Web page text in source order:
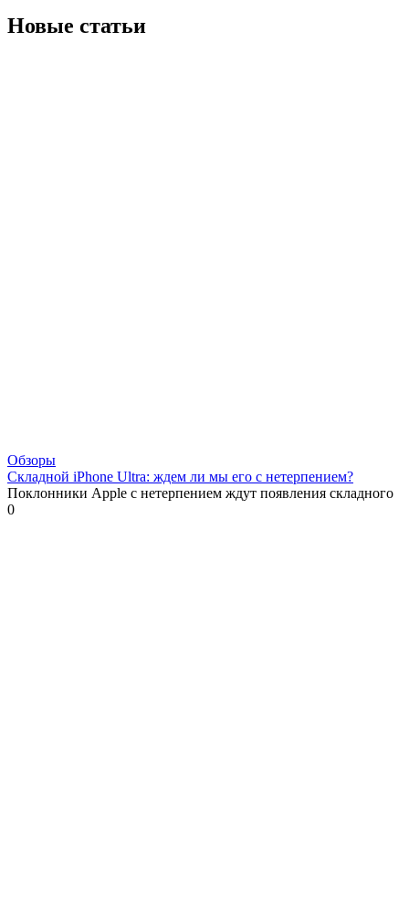
Новые статьи
Обзоры
Складной iPhone Ultra: ждем ли мы его с нетерпением?
Поклонники Apple с нетерпением ждут появления складного
0